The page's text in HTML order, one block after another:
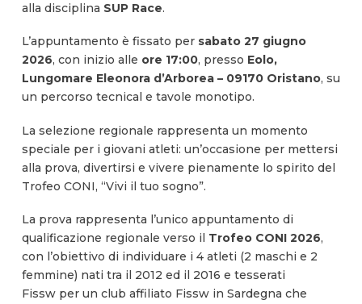
alla disciplina SUP Race.
L’appuntamento è fissato per sabato 27 giugno
2026, con inizio alle ore 17:00, presso Eolo,
Lungomare Eleonora d’Arborea – 09170 Oristano, su
un percorso tecnical e tavole monotipo.
La selezione regionale rappresenta un momento
speciale per i giovani atleti: un’occasione per mettersi
alla prova, divertirsi e vivere pienamente lo spirito del
Trofeo CONI, “Vivi il tuo sogno”.
La prova rappresenta l’unico appuntamento di
qualificazione regionale verso il Trofeo CONI 2026,
con l’obiettivo di individuare i 4 atleti (2 maschi e 2
femmine) nati tra il 2012 ed il 2016 e tesserati
Fissw per un club affiliato Fissw in Sardegna che